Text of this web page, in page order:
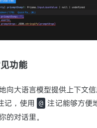
功能
向大语言模型提供上下文
记，使用 @ 注记能够方便
的对话里。